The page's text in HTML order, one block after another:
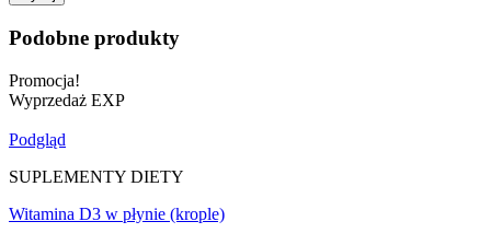
Podobne produkty
Promocja!
Wyprzedaż EXP
Podgląd
SUPLEMENTY DIETY
Witamina D3 w płynie (krople)